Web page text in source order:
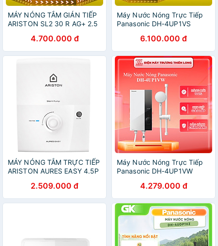
MÁY NÓNG TẮM GIÁN TIẾP
ARISTON SL2 30 R AG+ 2.5
(CHỈ GIAO HCM)
4.700.000 đ
Máy Nước Nóng Trực Tiếp
Panasonic DH-4UP1VS
6.100.000 đ
MÁY NÓNG TẮM TRỰC TIẾP
ARISTON AURES EASY 4.5P
2.509.000 đ
Máy Nước Nóng Trực Tiếp
Panasonic DH-4UP1VW
4.279.000 đ